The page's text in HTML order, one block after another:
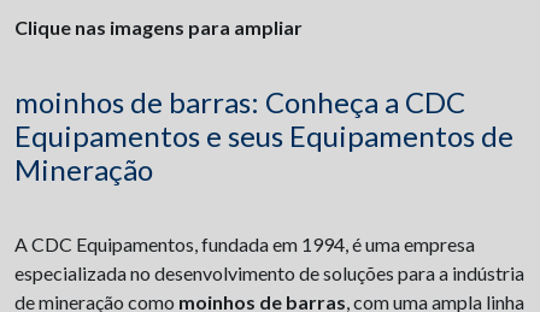
Clique nas imagens para ampliar
moinhos de barras: Conheça a CDC
Equipamentos e seus Equipamentos de
Mineração
A CDC Equipamentos, fundada em 1994, é uma empresa
especializada no desenvolvimento de soluções para a indústria
de mineração como moinhos de barras, com uma ampla linha